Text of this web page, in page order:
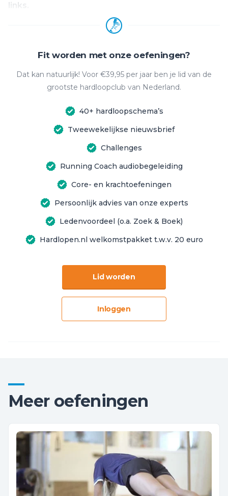
links.
Fit worden met onze oefeningen?
Dat kan natuurlijk! Voor €39,95 per jaar ben je lid van de
grootste hardloopclub van Nederland.
40+ hardloopschema’s
Tweewekelijkse nieuwsbrief
Challenges
Running Coach audiobegeleiding
Core- en krachtoefeningen
Persoonlijk advies van onze experts
Ledenvoordeel (o.a. Zoek & Boek)
Hardlopen.nl welkomstpakket t.w.v. 20 euro
Lid worden
Inloggen
Meer oefeningen